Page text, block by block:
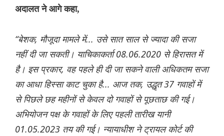
अदालत ने आगे कहा,
“बेशक, मौजूदा मामले में... उसे सात साल से ज्यादा की सजा
नहीं दी जा सकती। याचिकाकर्ता 08.06.2020 से हिरासत में
है। इस प्रकार, वह पहले ही दी जा सकने वाली अधिकतम सजा
का आधा हिस्सा काट चुका है... आज तक, उद्धृत 37 गवाहों में
से पिछले छह महीनों से केवल दो गवाहों से पूछताछ की गई।
अभियोजन पक्ष के गवाहों के लिए पहली तारीख यानी
01.05.2023 तय की गई। न्यायाधीश ने ट्रायल कोर्ट की